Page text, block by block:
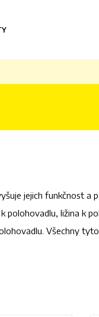
jejich funkčnost a
polohovadlu, ližina k
Všechny